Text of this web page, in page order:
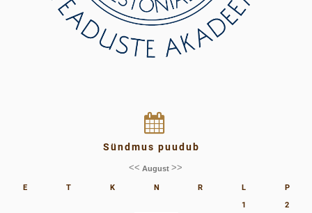
Sündmus puudub
<< August>>
E T K N R L
P
1
2